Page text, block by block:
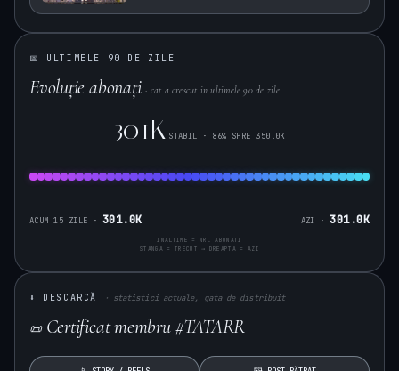
▶
📅 ULTIMELE 90 DE ZILE
Evoluție abonați· cat a crescut in ultimele 90 de zile
301K STABIL · 86% SPRE 350.0K
ACUM 15 ZILE · 301.0K
INALTIME = NR. ABONATI
STANGA = TRECUT → DREAPTA = AZI
AZI ·301.0K
⬇ DESCARCĂ · statistici actuale, gata de distribuit
📜Certificat membru #TATARR